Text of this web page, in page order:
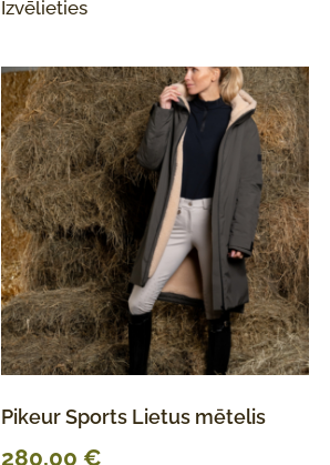
Izvēlieties
Pikeur Sports Lietus mētelis
280,00 €